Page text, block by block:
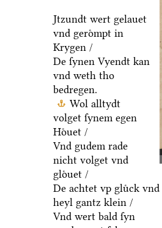
Jtzundt wert gelauet
vnd geroͤmpt in
Krygen /
De ſynen Vyendt kan
vnd weth tho
bedregen.
Wol alltydt
volget ſynem egen
Hoͤuet /
Vnd gudem rade
nicht volget vnd
gloͤuet /
De achtet vp gluͤck vnd
heyl gantz klein /
Vnd wert bald ſyn